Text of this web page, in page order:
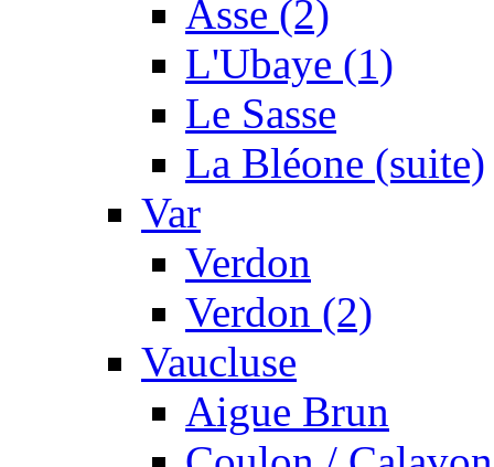
Asse (2)
L'Ubaye (1)
Le Sasse
La Bléone (suite)
Var
Verdon
Verdon (2)
Vaucluse
Aigue Brun